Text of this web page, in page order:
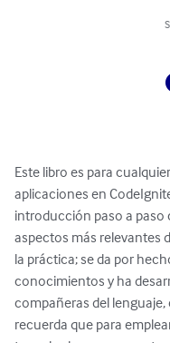
Este libro es para
aplicaciones en
introducción paso a
aspectos más relevantes
la práctica; se da por
conocimientos y ha
compañeras del lenguaje,
recuerda que para